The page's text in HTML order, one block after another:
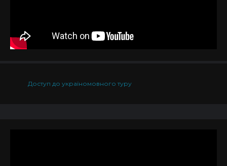
Доступ до україномовного туру